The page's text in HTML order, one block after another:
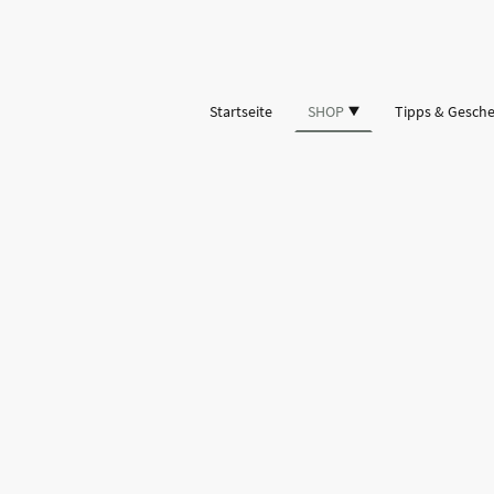
Startseite SHOP Tipps &